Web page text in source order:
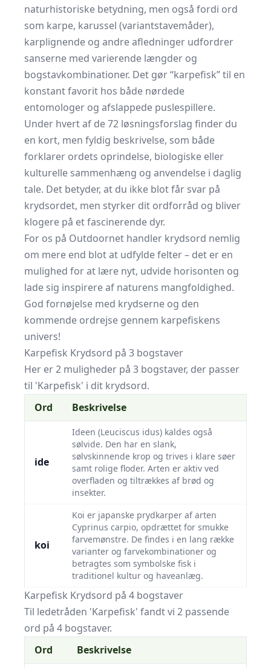
naturhistoriske betydning, men også fordi ord
som karpe, karussel (variantstavemåder),
karplignende og andre afledninger udfordrer
sanserne med varierende længder og
bogstavkombinationer. Det gør “karpefisk” til en
konstant favorit hos både nørdede
entomologer og afslappede puslespillere.
Under hvert af de 72 løsningsforslag finder du
en kort, men fyldig beskrivelse, som både
forklarer ordets oprindelse, biologiske eller
kulturelle sammenhæng og anvendelse i daglig
tale. Det betyder, at du ikke blot får svar på
krydsordet, men styrker dit ordforråd og bliver
klogere på et fascinerende dyr.
For os på Outdoornet handler krydsord nemlig
om mere end blot at udfylde felter – det er en
mulighed for at lære nyt, udvide horisonten og
lade sig inspirere af naturens mangfoldighed.
God fornøjelse med krydserne og den
kommende ordrejse gennem karpefiskens
univers!
Karpefisk Krydsord på 3 bogstaver
Her er 2 muligheder på 3 bogstaver, der passer
til 'Karpefisk' i dit krydsord.
Ord
Beskrivelse
ide
Ideen (Leuciscus idus) kaldes også
sølvide. Den har en slank,
sølvskinnende krop og trives i klare søer
samt rolige floder. Arten er aktiv ved
overfladen og tiltrækkes af brød og
insekter.
koi
Koi er japanske prydkarper af arten
Cyprinus carpio, opdrættet for smukke
farvemønstre. De findes i en lang række
varianter og farvekombinationer og
betragtes som symbolske fisk i
traditionel kultur og haveanlæg.
Karpefisk Krydsord på 4 bogstaver
Til ledetråden 'Karpefisk' fandt vi 2 passende
ord på 4 bogstaver.
Ord
Beskrivelse